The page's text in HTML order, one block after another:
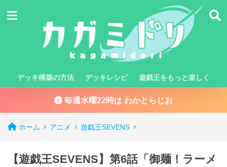
デッキ構築の方法 デッキレシピ 遊戯王をもっと楽しく
毎週水曜22時は わかとらじお
ホーム アニメ 遊戯王SEVENS
【遊戯王SEVENS】第6話「御麺！ラーメ